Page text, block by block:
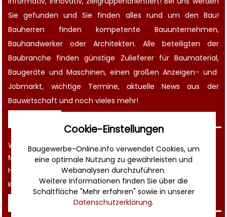
Sie gefunden und Sie finden alles rund um den Bau!
Bauherren finden kompetente Bauunternehmen,
Bauhandwerker oder Architekten. Alle beteiligten der
Baubranche finden günstige Zulieferer für Baumaterial,
Baugeräte und Maschinen, einen großenAnzeigen- und
Jobmarkt, wichtige Termine, aktuelleNews aus der
Bauwirtschaft und noch vieles mehr!
Werbung
Musterverträge und Vorlagen
Hilfe
Kontakt
Cookie-Einstellungen
Baugewerbe-Online.info verwendet Cookies, um
eine optimale Nutzung zu gewährleisten und
Webanalysen durchzuführen.
Weitere Informationen finden Sie über die
Schaltfläche "Mehr erfahren" sowie in unserer
Datenschutzerklärung.